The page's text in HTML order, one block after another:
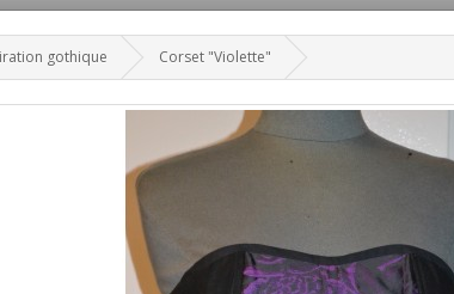
gothique Corset "Violette"